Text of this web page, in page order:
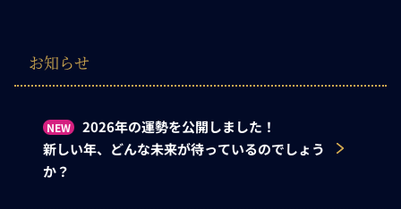
お知らせ
NEW
2026年の運勢を公開しました！
新しい年、どんな未来が待っているのでしょう
か？